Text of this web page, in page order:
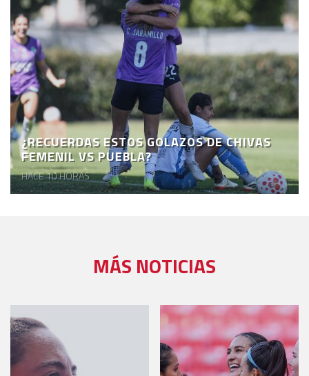
¿RECUERDAS ESTOS GOLAZOS DE CHIVAS
FEMENIL VS PUEBLA?
HACE 10 HORAS
MÁS NOTICIAS